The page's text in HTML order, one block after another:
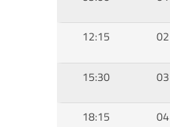
12:15 02
15:30 03
18:15 04